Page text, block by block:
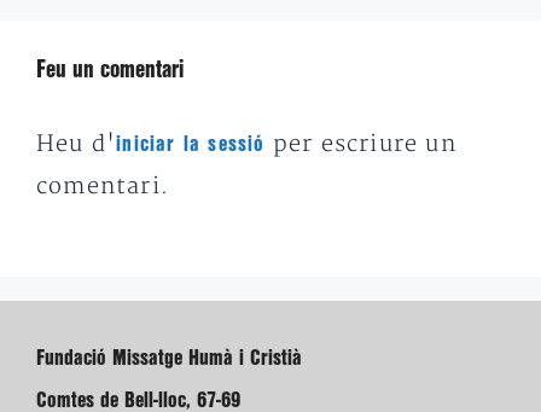
Feu un comentari
Heu d'iniciar la sessió
per escriure un
comentari.
Fundació Missatge Humà i Cristià
Comtes de Bell-lloc, 67-69